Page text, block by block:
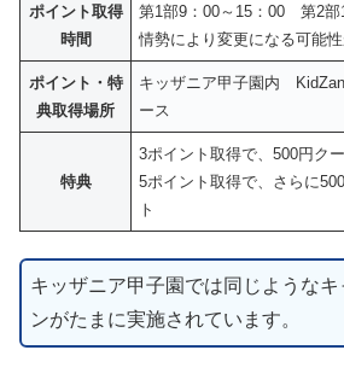
ポイント取得
時間
第1部9：00～15：00 第2
情勢により変更になる可能
ポイント・特
典取得場所
キッザニア甲子園内
ース
特典
3ポイント取得で、500円ク
5ポイント取得で、さらに
ト
キッザニア甲子園では同じようなキ
ンがたまに実施されています。